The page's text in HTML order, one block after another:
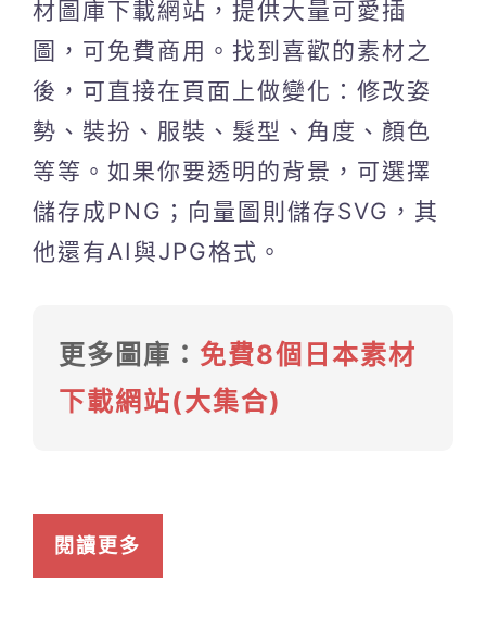
材圖庫下載網站，提供大量可愛插
圖，可免費商用。找到喜歡的素材之
後，可直接在頁面上做變化：修改姿
勢、裝扮、服裝、髮型、角度、顏色
等等。如果你要透明的背景，可選擇
儲存成PNG；向量圖則儲存SVG，其
他還有AI與JPG格式。
更多圖庫： 免費8個日本素材
下載網站(大集合)
閱讀更多